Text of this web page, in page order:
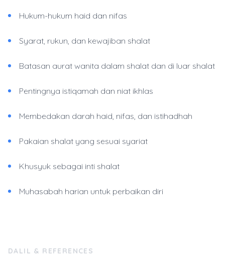
Hukum-hukum haid dan nifas
Syarat, rukun, dan kewajiban shalat
Batasan aurat wanita dalam shalat dan di luar shalat
Pentingnya istiqamah dan niat ikhlas
Membedakan darah haid, nifas, dan istihadhah
Pakaian shalat yang sesuai syariat
Khusyuk sebagai inti shalat
Muhasabah harian untuk perbaikan diri
DALIL & REFERENCES